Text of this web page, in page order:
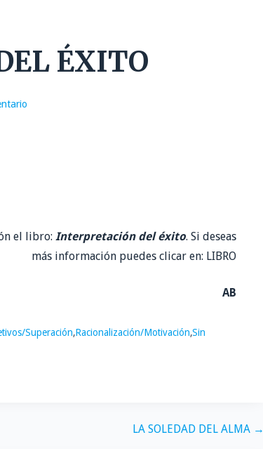
ÉXITO
el libro:Interpretación del éxito. Si deseas
más información puedes clicar en: LIBRO
AB
Superación,Racionalización/Motivación,Sin
LA SOLEDAD DEL ALMA →